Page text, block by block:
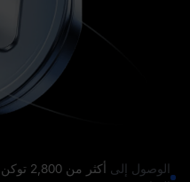
الوصول إلى أكثر من 2,800 توكن